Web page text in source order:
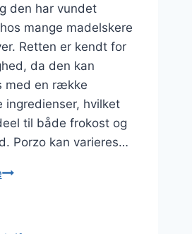
den har vundet
mange madelskere
Retten er kendt for
da den kan
med en række
ingredienser, hvilket
til både frokost og
Porzo kan varieres…
Porzo